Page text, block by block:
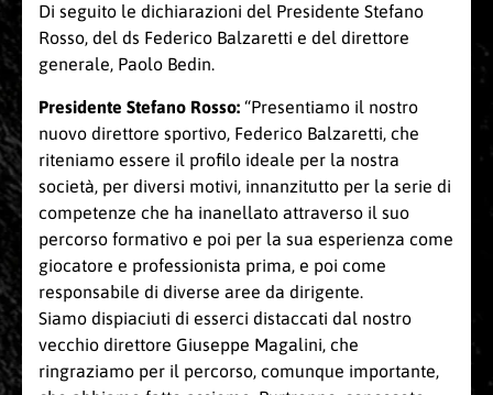
Di seguito le dichiarazioni del Presidente Stefano
Rosso, del ds Federico Balzaretti e del direttore
generale, Paolo Bedin.
Presidente Stefano Rosso: “Presentiamo il nostro
nuovo direttore sportivo, Federico Balzaretti, che
riteniamo essere il profilo ideale per la nostra
società, per diversi motivi, innanzitutto per la serie di
competenze che ha inanellato attraverso il suo
percorso formativo e poi per la sua esperienza come
giocatore e professionista prima, e poi come
responsabile di diverse aree da dirigente.
Siamo dispiaciuti di esserci distaccati dal nostro
vecchio direttore Giuseppe Magalini, che
ringraziamo per il percorso, comunque importante,